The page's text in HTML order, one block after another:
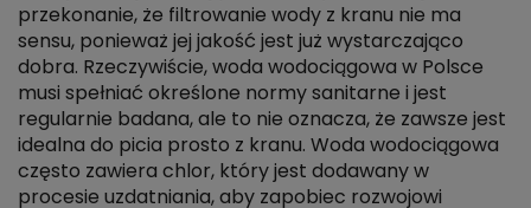
przekonanie, że filtrowanie wody z kranu nie ma
sensu, ponieważ jej jakość jest już wystarczająco
dobra. Rzeczywiście, woda wodociągowa w Polsce
musi spełniać określone normy sanitarne i jest
regularnie badana, ale to nie oznacza, że zawsze jest
idealna do picia prosto z kranu. Woda wodociągowa
często zawiera chlor, który jest dodawany w
procesie uzdatniania, aby zapobiec rozwojowi